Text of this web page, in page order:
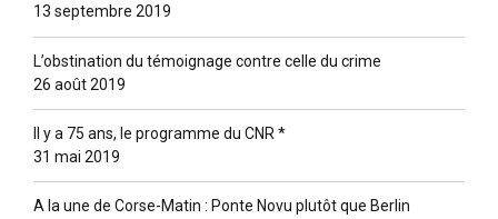
13 septembre 2019
L’obstination du témoignage contre celle du crime
26 août 2019
Il y a 75 ans, le programme du CNR *
31 mai 2019
A la une de Corse-Matin : Ponte Novu plutôt que Berlin